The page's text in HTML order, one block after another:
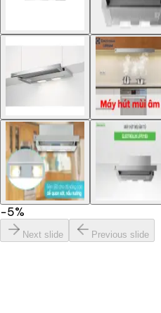
−5%
Next slide Previous slide